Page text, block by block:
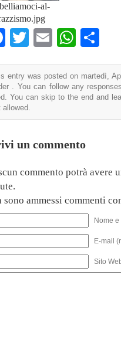
al-
Facebook
TwitterEmail
entry was posted on martedì,
. You can follow any
You can skip to the end and
allowed.
un commento
commento potrà avere
sono ammessi commenti
Nome
E-mail
Sito